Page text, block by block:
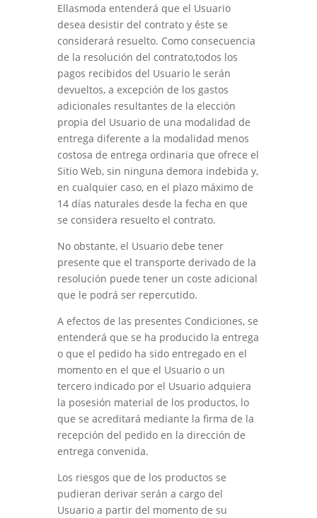
Ellasmoda entenderá que el Usuario
desea desistir del contrato y éste se
considerará resuelto. Como consecuencia
de la resolución del contrato,todos los
pagos recibidos del Usuario le serán
devueltos, a excepción de los gastos
adicionales resultantes de la elección
propia del Usuario de una modalidad de
entrega diferente a la modalidad menos
costosa de entrega ordinaria que ofrece el
Sitio Web, sin ninguna demora indebida y,
en cualquier caso, en el plazo máximo de
14 días naturales desde la fecha en que
se considera resuelto el contrato.
No obstante, el Usuario debe tener
presente que el transporte derivado de la
resolución puede tener un coste adicional
que le podrá ser repercutido.
A efectos de las presentes Condiciones, se
entenderá que se ha producido la entrega
o que el pedido ha sido entregado en el
momento en el que el Usuario o un
tercero indicado por el Usuario adquiera
la posesión material de los productos, lo
que se acreditará mediante la firma de la
recepción del pedido en la dirección de
entrega convenida.
Los riesgos que de los productos se
pudieran derivar serán a cargo del
Usuario a partir del momento de su